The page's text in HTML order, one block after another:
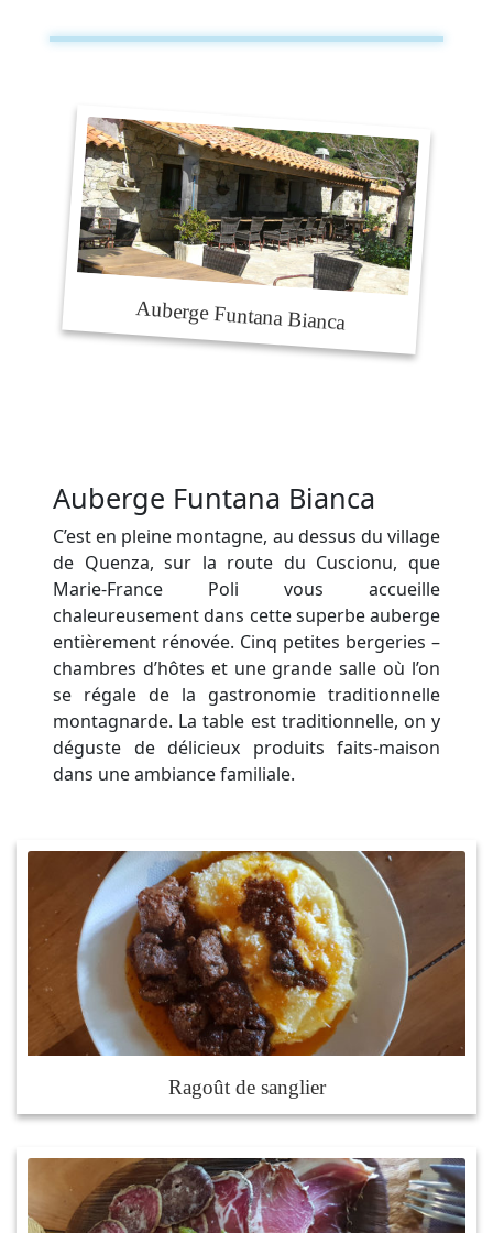
Auberge Funtana Bianca
C’est en pleine montagne, au dessus du village
de Quenza, sur la route du Cuscionu, que
Marie-France Poli vous accueille
chaleureusement dans cette superbe auberge
entièrement rénovée. Cinq petites bergeries –
chambres d’hôtes et une grande salle où l’on
se régale de la gastronomie traditionnelle
montagnarde. La table est traditionnelle, on y
déguste de délicieux produits faits-maison
dans une ambiance familiale.